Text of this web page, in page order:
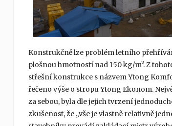
Konstrukčně lze problém letního
plošnou hmotností nad 150 kg/m². Z
střešní konstrukce s názvem Ytong
řečeno výše o stropu Ytong Ekonom.
za sebou, byla dle jejich tvrzení
zkušenost, že „vše je vlastně relativně